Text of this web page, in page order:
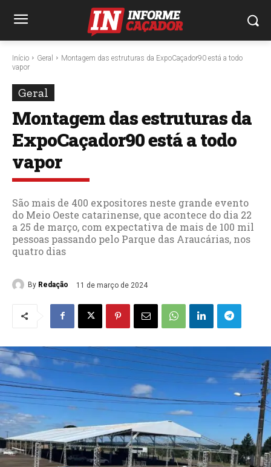
Início Geral
Montagem das estruturas da ExpoCaçador90 está a todo
vapor
Geral
Montagem das estruturas da
ExpoCaçador90 está a todo
vapor
São mais de 400 expositores neste grande evento
do Meio Oeste catarinense, que acontece do dia 22
a 25 de março, com expectativa de mais de 100 mil
pessoas passando pelo Parque das Araucárias, nos
quatro dias
By Redação 11 de março de 2024